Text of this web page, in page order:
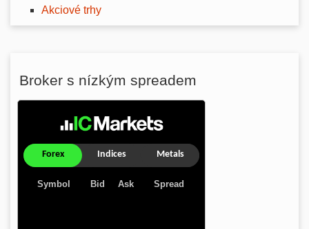
Akciové trhy
Broker s nízkým spreadem